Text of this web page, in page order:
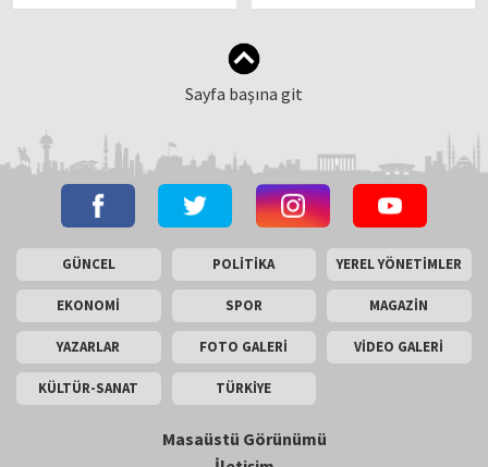
Sayfa başına git
GÜNCEL POLİTİKA YEREL YÖNETİMLER
EKONOMİ SPOR MAGAZİN
YAZARLAR FOTO GALERİ VİDEO GALERİ
KÜLTÜR-SANAT TÜRKİYE
Masaüstü Görünümü